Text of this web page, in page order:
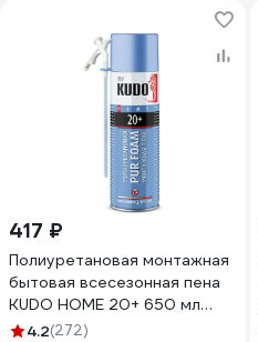
417 ₽
Полиуретановая монтажная
бытовая всесезонная пена
KUDO HOME 20+ 650 мл
KUPH06U20+
4.2(272)